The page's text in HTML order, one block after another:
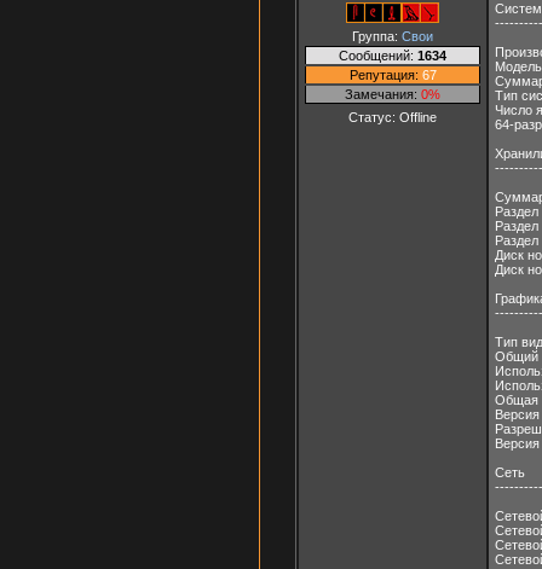
Группа: Свои
Сообщений: 1634
Репутация: 67
Замечания: 0%
Статус: Offline
Тип
Число
64-
Диск
Диск
Тип
Общий
Общая
Сеть